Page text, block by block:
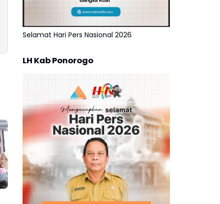
Selamat Hari Pers Nasional 2026
LH Kab Ponorogo